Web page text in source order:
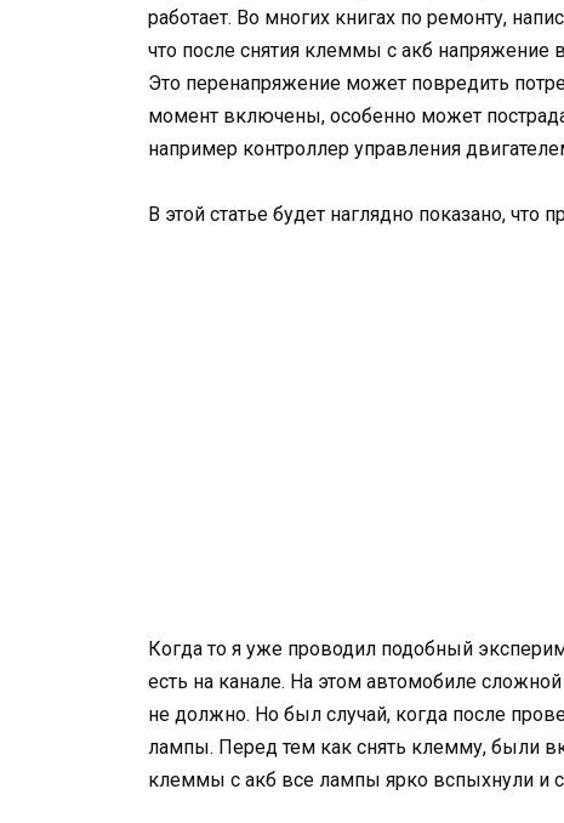
работает. Во многих книгах по ремонту,
что после снятия клеммы с акб напряжение
Это перенапряжение может повредить
момент включены, особенно может
например контроллер управления
В этой статье будет наглядно показано,
Когда то я уже проводил подобный
есть на канале. На этом автомобиле
не должно. Но был случай, когда после
лампы. Перед тем как снять клемму, были
клеммы с акб все лампы ярко вспыхнули и